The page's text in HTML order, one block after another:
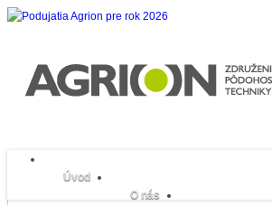
Úvod
O nás